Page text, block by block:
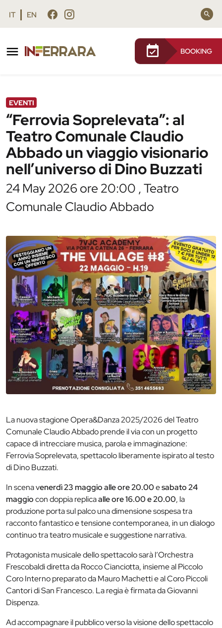
Vai al contenuto principale
Vai al footer
IT EN
BOOKING
“Ferrovia Soprelevata”: al Teatro
EVENTI
“Ferrovia Soprelevata”: al
Teatro Comunale Claudio
Abbado un viaggio visionario
nell’universo di Dino Buzzati
24 May 2026 ore 20:00 , Teatro
Comunale Claudio Abbado
La nuova stagione Opera&Danza 2025/2026 del Teatro
Comunale Claudio Abbado prende il via con un progetto
capace di intrecciare musica, parola e immaginazione:
Ferrovia Soprelevata, spettacolo liberamente ispirato al testo
di Dino Buzzati.
In scena venerdì 23 maggio alle ore 20.00esabato 24
maggiocon doppia replicaalle ore 16.00 e 20.00, la
produzione porta sul palco una dimensione sospesa tra
racconto fantastico e tensione contemporanea, in un dialogo
continuo tra teatro musicale e suggestione narrativa.
Protagonista musicale dello spettacolo sarà l’Orchestra
Frescobaldi diretta da Rocco Cianciotta, insieme al Piccolo
Coro Interno preparato da Mauro Machetti e al Coro Piccoli
Cantori di San Francesco. La regia è firmata da Giovanni
Dispenza.
Ad accompagnare il pubblico verso la visione dello spettacolo